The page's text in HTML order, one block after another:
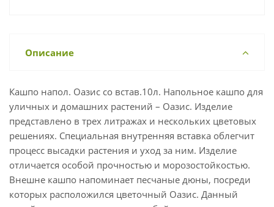
Описание
Кашпо напол. Оазис со встав.10л. Напольное кашпо для
уличных и домашних растений – Оазис. Изделие
представлено в трех литражах и нескольких цветовых
решениях. Специальная внутренняя вставка облегчит
процесс высадки растения и уход за ним. Изделие
отличается особой прочностью и морозостойкостью.
Внешне кашпо напоминает песчаные дюны, посреди
которых расположился цветочный Оазис. Данный